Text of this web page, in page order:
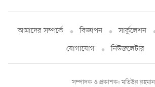
আমাদের সম্পর্কে বিজ্ঞাপন সার্কুলেশন
যোগাযোগ
নিউজলেটার
সম্পাদক ও প্রকাশক: মতিউর রহমান